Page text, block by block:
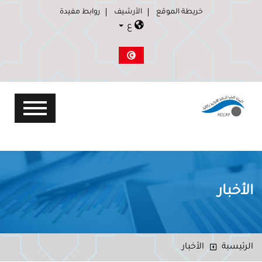
خريطة الموقع الأرشيف روابط مفيدة
ع
الأخبار
الرئيسبة الأخبار